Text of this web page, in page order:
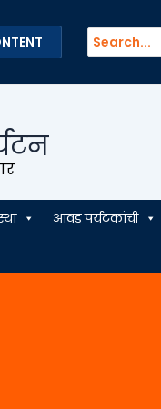
Search
for:
आवड पर्यटकांची